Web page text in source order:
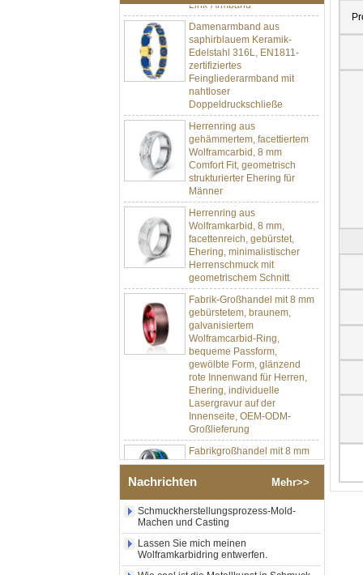
Damenarmband aus
saphirblauem Keramik-
Edelstahl 316L, EN1811-
zertifiziertes
Feingliederarmband mit
nahtloser
Doppeldruckschließe
Herrenring aus
gehämmertem, facettiertem
Wolframcarbid, 8 mm
Comfort Fit, geometrisch
strukturierter Ehering für
Männer
Herrenring aus
Wolframkarbid, 8 mm,
facettenreich, gebürstet,
Ehering, minimalistischer
Herrenschmuck mit
geometrischem Schnitt
Fabrik-Großhandel mit 8 mm
gebürstetem, braunem,
galvanisiertem
Wolframcarbid-Ring,
bequeme Passform,
gewölbte Form, glänzend
rote Innenwand für Herren,
Ehering, individuelle
Lasergravur auf der
Innenseite, OEM-ODM-
Großlieferung
Fabrikgroßhandel mit 8 mm
poliertem Silber-
Wolframkarbid-Ring,
zentraler Einlage aus
Malachitstreifen, Herren-
Ehering, individuelle innere
Lasergravur, OEM-ODM-
Großlieferung
Nachrichten Mehr>>
Schmuckherstellungsprozess-Mold-
Machen und Casting
Lassen Sie mich meinen
Wolframkarbidring entwerfen.